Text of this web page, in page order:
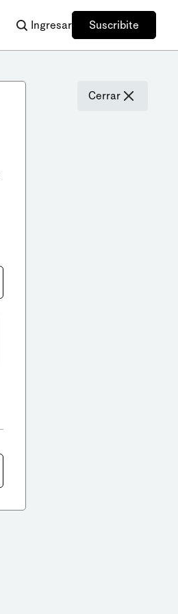
Ingresar Suscribite
Cerrar